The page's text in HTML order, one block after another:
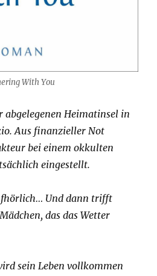
With You
abgelegenen Heimatinsel in
Aus finanzieller Not
bei einem okkulten
eingestellt.
Und dann trifft
das das Wetter
sein Leben vollkommen